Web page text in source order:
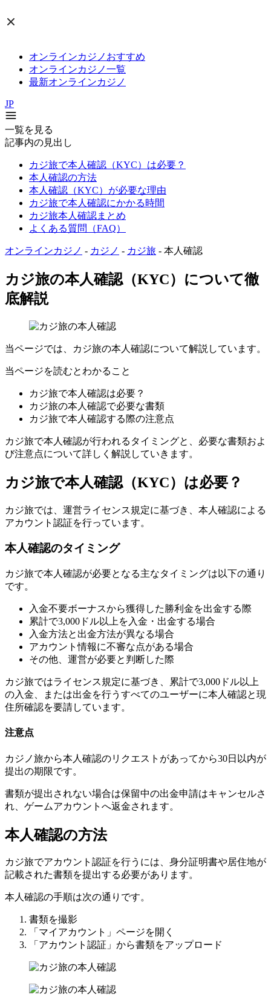
オンラインカジノおすすめ
オンラインカジノ一覧
最新オンラインカジノ
JP
一覧を見る
記事内の見出し
カジ旅で本人確認（KYC）は必要？
本人確認の方法
本人確認（KYC）が必要な理由
カジ旅で本人確認にかかる時間
カジ旅本人確認まとめ
よくある質問（FAQ）
オンラインカジノ - カジノ - カジ旅 - 本人確認
カジ旅の本人確認（KYC）について徹
底解説
当ページでは、カジ旅の本人確認について解説しています。
当ページを読むとわかること
カジ旅で本人確認は必要？
カジ旅の本人確認で必要な書類
カジ旅で本人確認する際の注意点
カジ旅で本人確認が行われるタイミングと、必要な書類およ
び注意点について詳しく解説していきます。
カジ旅で本人確認（KYC）は必要？
カジ旅では、運営ライセンス規定に基づき、本人確認による
アカウント認証を行っています。
本人確認のタイミング
カジ旅で本人確認が必要となる主なタイミングは以下の通り
です。
入金不要ボーナスから獲得した勝利金を出金する際
累計で3,000ドル以上を入金・出金する場合
入金方法と出金方法が異なる場合
アカウント情報に不審な点がある場合
その他、運営が必要と判断した際
カジ旅ではライセンス規定に基づき、累計で3,000ドル以上
の入金、または出金を行うすべてのユーザーに本人確認と現
住所確認を要請しています。
注意点
カジノ旅から本人確認のリクエストがあってから30日以内が
提出の期限です。
書類が提出されない場合は保留中の出金申請はキャンセルさ
れ、ゲームアカウントへ返金されます。
本人確認の方法
カジ旅でアカウント認証を行うには、身分証明書や居住地が
記載された書類を提出する必要があります。
本人確認の手順は次の通りです。
書類を撮影
「マイアカウント」ページを開く
「アカウント認証」から書類をアップロード